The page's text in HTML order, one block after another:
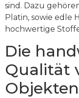
sind. Dazu
Platin, sowie edle
hochwertige
Die
Qualität
Objekten